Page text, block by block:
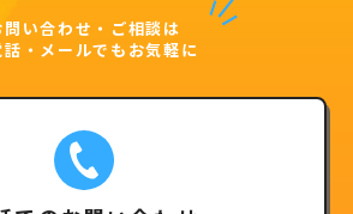
問い合わせ・ご相談は
話・メールでもお気軽に